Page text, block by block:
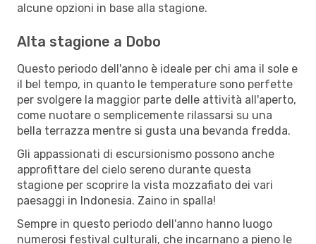
alcune opzioni in base alla stagione.
Alta stagione a Dobo
Questo periodo dell'anno è ideale per chi ama il sole e
il bel tempo, in quanto le temperature sono perfette
per svolgere la maggior parte delle attività all'aperto,
come nuotare o semplicemente rilassarsi su una
bella terrazza mentre si gusta una bevanda fredda.
Gli appassionati di escursionismo possono anche
approfittare del cielo sereno durante questa
stagione per scoprire la vista mozzafiato dei vari
paesaggi in Indonesia. Zaino in spalla!
Sempre in questo periodo dell'anno hanno luogo
numerosi festival culturali, che incarnano a pieno le